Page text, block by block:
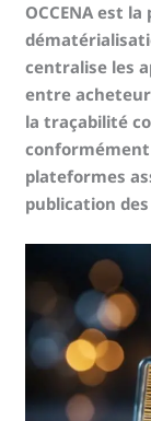
OCCENA est
centralise les
entre
la traçabilité
conformément
plateformes
publication